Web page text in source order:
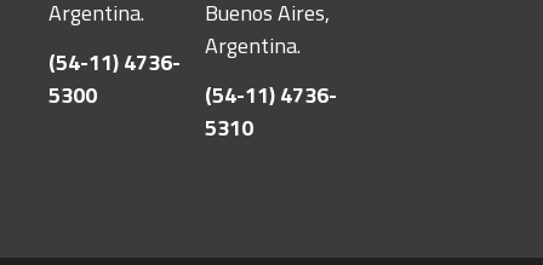
Argentina.
(54-11) 4736-
5300
Buenos Aires,
Argentina.
(54-11) 4736-
5310